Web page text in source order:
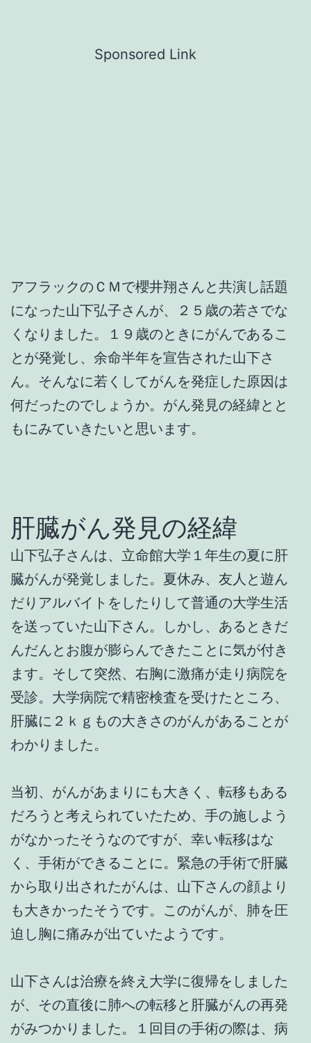
Sponsored Link
アフラックのＣＭで櫻井翔さんと共演し話題
になった山下弘子さんが、２５歳の若さでな
くなりました。１９歳のときにがんであるこ
とが発覚し、余命半年を宣告された山下さ
ん。そんなに若くしてがんを発症した原因は
何だったのでしょうか。がん発見の経緯とと
もにみていきたいと思います。
肝臓がん発見の経緯
山下弘子さんは、立命館大学１年生の夏に肝
臓がんが発覚しました。夏休み、友人と遊ん
だりアルバイトをしたりして普通の大学生活
を送っていた山下さん。しかし、あるときだ
んだんとお腹が膨らんできたことに気が付き
ます。そして突然、右胸に激痛が走り病院を
受診。大学病院で精密検査を受けたところ、
肝臓に２ｋｇもの大きさのがんがあることが
わかりました。
当初、がんがあまりにも大きく、転移もある
だろうと考えられていたため、手の施しよう
がなかったそうなのですが、幸い転移はな
く、手術ができることに。緊急の手術で肝臓
から取り出されたがんは、山下さんの顔より
も大きかったそうです。このがんが、肺を圧
迫し胸に痛みが出ていたようです。
山下さんは治療を終え大学に復帰をしました
が、その直後に肺への転移と肝臓がんの再発
がみつかりました。１回目の手術の際は、病